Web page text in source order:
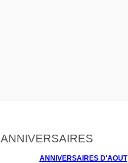
ANNIVERSAIRES
ANNIVERSAIRES D'AOUT